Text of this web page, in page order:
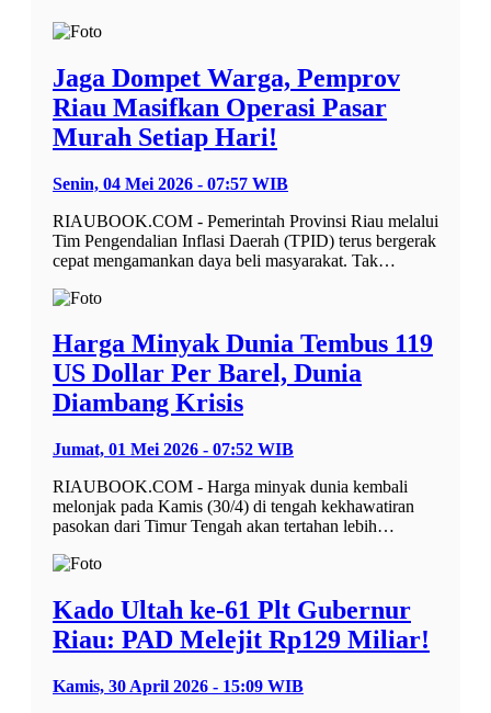
Jaga Dompet Warga, Pemprov
Riau Masifkan Operasi Pasar
Murah Setiap Hari!
Senin, 04 Mei 2026 - 07:57 WIB
RIAUBOOK.COM - Pemerintah Provinsi Riau melalui
Tim Pengendalian Inflasi Daerah (TPID) terus bergerak
cepat mengamankan daya beli masyarakat. Tak…
Harga Minyak Dunia Tembus 119
US Dollar Per Barel, Dunia
Diambang Krisis
Jumat, 01 Mei 2026 - 07:52 WIB
RIAUBOOK.COM - Harga minyak dunia kembali
melonjak pada Kamis (30/4) di tengah kekhawatiran
pasokan dari Timur Tengah akan tertahan lebih…
Kado Ultah ke-61 Plt Gubernur
Riau: PAD Melejit Rp129 Miliar!
Kamis, 30 April 2026 - 15:09 WIB